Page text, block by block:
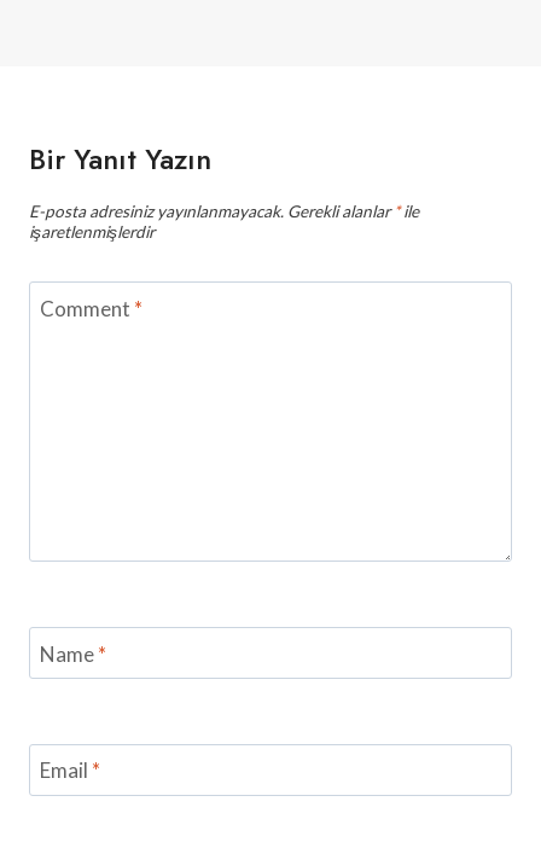
Bir Yanıt Yazın
E-posta adresiniz yayınlanmayacak. Gerekli alanlar*ile
işaretlenmişlerdir
Comment *
Name*
Email *